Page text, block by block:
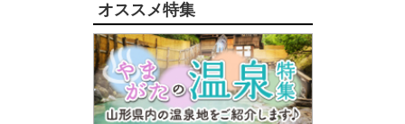
オススメ特集